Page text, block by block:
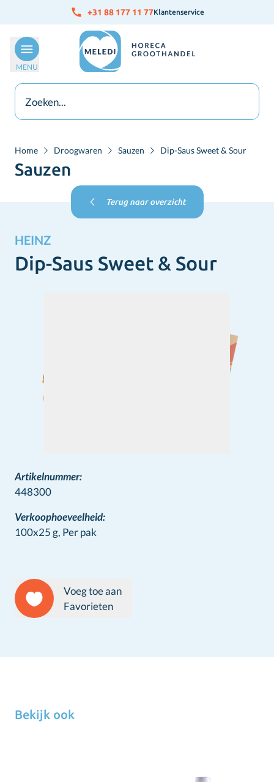
Ga naar de inhoud +31 88 177 11 77Klantenservice
MENU
Home Droogwaren Sauzen Dip-Saus Sweet & Sour
Sauzen
Terug naar overzicht
HEINZ
Dip-Saus Sweet & Sour
Artikelnummer:
448300
Verkoophoeveelheid:
100x25 g, Per pak
Voeg toe aan
Favorieten
Bekijk ook